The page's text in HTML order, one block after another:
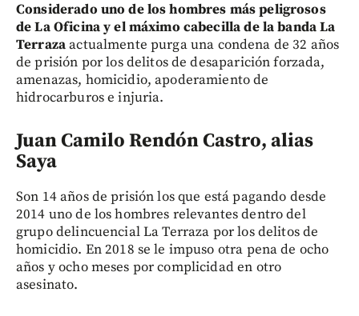
Considerado uno de los hombres más peligrosos
de La Oficina y el máximo cabecilla de la banda La
Terrazaactualmente purga una condena de 32 años
de prisión por los delitos de desaparición forzada,
amenazas, homicidio, apoderamiento de
hidrocarburos e injuria.
Juan Camilo Rendón Castro, alias
Saya
Son 14 años de prisión los que está pagando desde
2014 uno de los hombres relevantes dentro del
grupo delincuencial La Terraza por los delitos de
homicidio. En 2018 se le impuso otra pena de ocho
años y ocho meses por complicidad en otro
asesinato.